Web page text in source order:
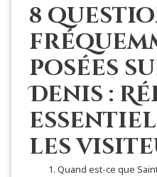
8
posées
Denis :
les
Quand est-ce que